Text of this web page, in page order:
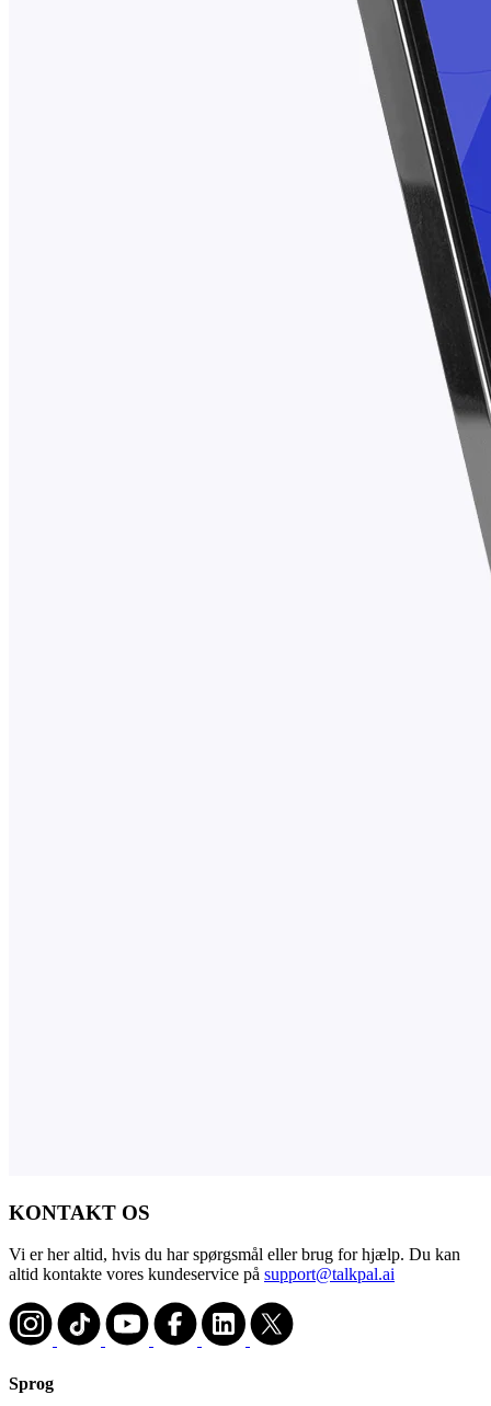
KONTAKT OS
Vi er her altid, hvis du har spørgsmål eller brug for hjælp. Du kan
altid kontakte vores kundeservice på support@talkpal.ai
Sprog